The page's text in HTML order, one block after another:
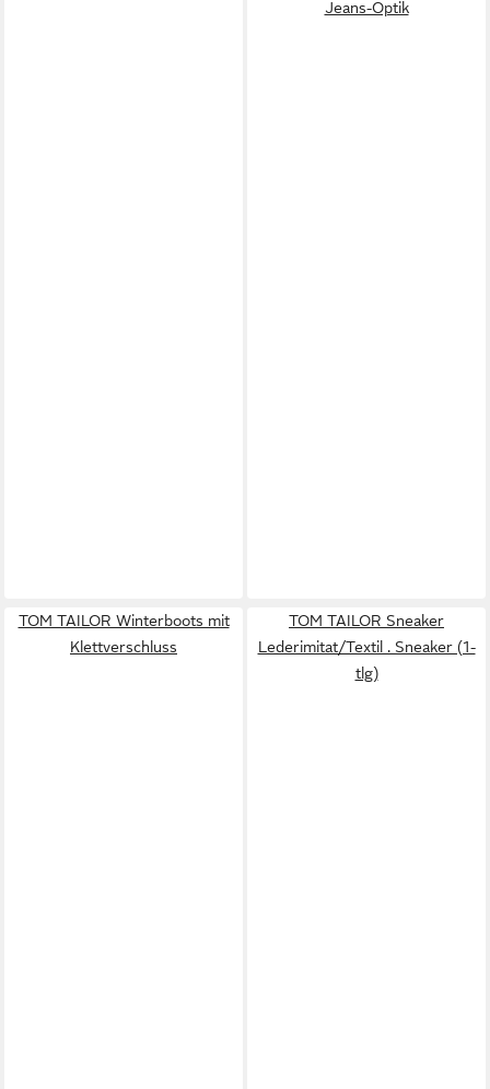
Jeans-Optik
TOM TAILOR Winterboots mit
Klettverschluss
TOM TAILOR Sneaker
Lederimitat/Textil . Sneaker (1-
tlg)